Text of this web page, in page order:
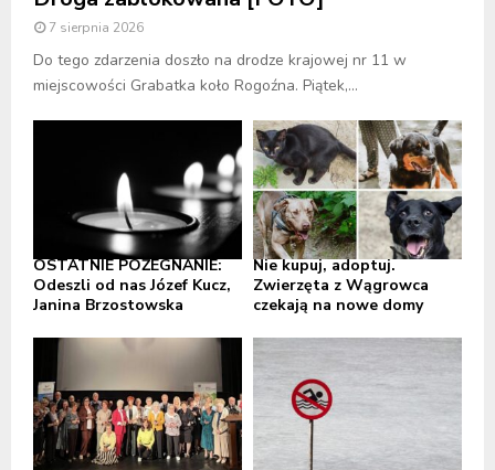
7 sierpnia 2026
Do tego zdarzenia doszło na drodze krajowej nr 11 w
miejscowości Grabatka koło Rogoźna. Piątek,...
OSTATNIE POŻEGNANIE:
Odeszli od nas Józef Kucz,
Janina Brzostowska
Nie kupuj, adoptuj.
Zwierzęta z Wągrowca
czekają na nowe domy